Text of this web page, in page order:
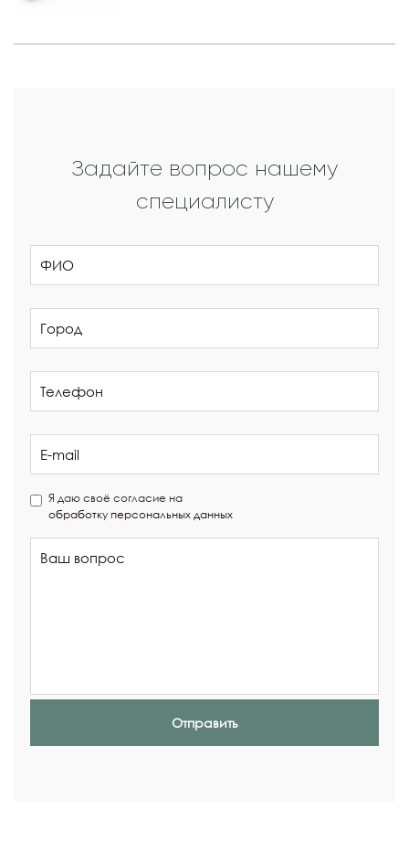
Задайте вопрос нашему
специалисту
Я даю своё согласие на
обработку персональных данных
Отправить